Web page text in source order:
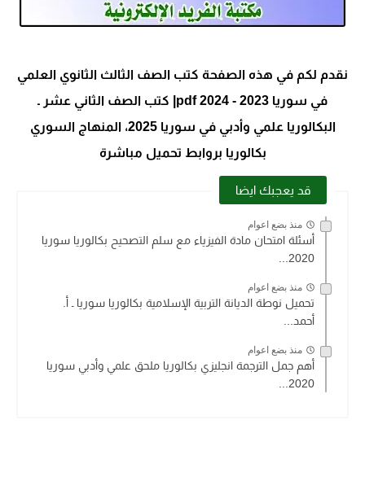
نقدم لكم في هذه الصفحة كتب الصف الثالث الثانوي العلمي
في سوريا 2023 - 2024 pdf| كتب الصف الثاني عشر ـ
البكالوريا علمي وأدبي في سوريا 2025، المنهاج السوري
بكالوريا بروابط تحميل مباشرة
قد يعجبك ايضا
منذ بضع اعوام
أسئلة امتحان مادة الفيزياء مع سلم التصحيح بكالوريا سوريا
2020...
منذ بضع اعوام
تحميل نوطة الديانة التربية الإسلامية بكالوريا سوريا ـ أ.
أحمد...
منذ بضع اعوام
أهم جمل الترجمة انجليزي بكالوريا ملحق علمي وأدبي سوريا
2020...